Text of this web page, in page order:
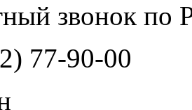
звонок по
77-90-00